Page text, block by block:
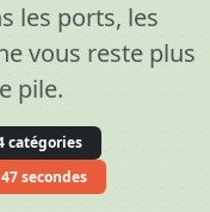
les ports, les
vous reste plus
pile.
catégories
secondes